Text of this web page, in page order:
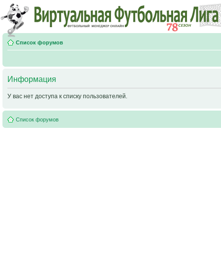
Список форумов
Информация
У вас нет доступа к списку пользователей.
Список форумов